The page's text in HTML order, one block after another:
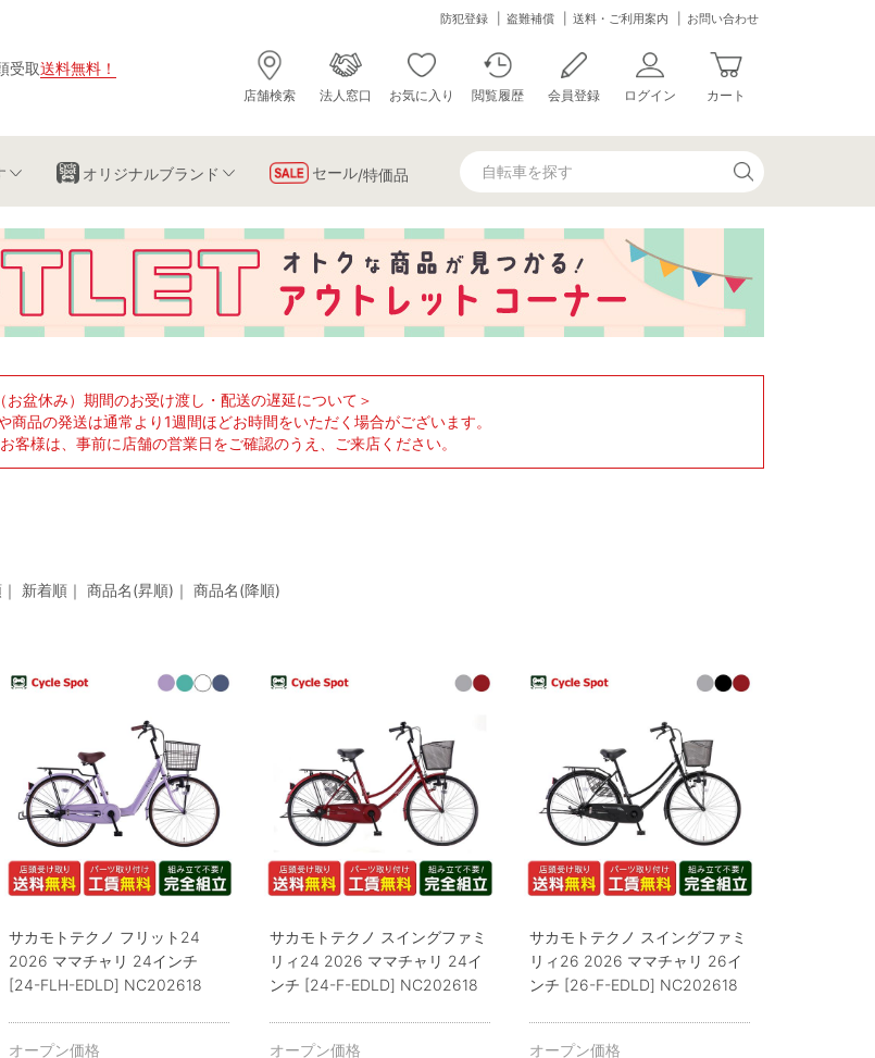
受取送料無料 ！
防犯登録 盗難補償 送料・ご利用案内 お問い合わせ
店舗検索 法人窓口 お気に入り 閲覧履歴 会員登録 ログイン カート
オリジナルブランド セール/特価品
お盆休み）期間のお受け渡し・配送の遅延について＞
商品の発送は通常より1週間ほどお時間をいただく場合がございます。
客様は、事前に店舗の営業日をご確認のうえ、ご来店ください。
｜ 新着順 ｜商品名(昇順) ｜商品名(降順)
サカモトテクノ フリット24
2026 ママチャリ 24インチ
[24-FLH-EDLD] NC202618
オープン価格
サカモトテクノ スイングファミ
リィ24 2026 ママチャリ 24イ
ンチ [24-F-EDLD] NC202618
オープン価格
サカモトテクノ スイングファミ
リィ26 2026 ママチャリ 26イ
ンチ [26-F-EDLD] NC202618
オープン価格